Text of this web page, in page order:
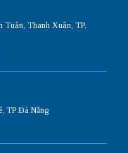
Tuân, Thanh Xuân, TP.
TP Đà Nẵng